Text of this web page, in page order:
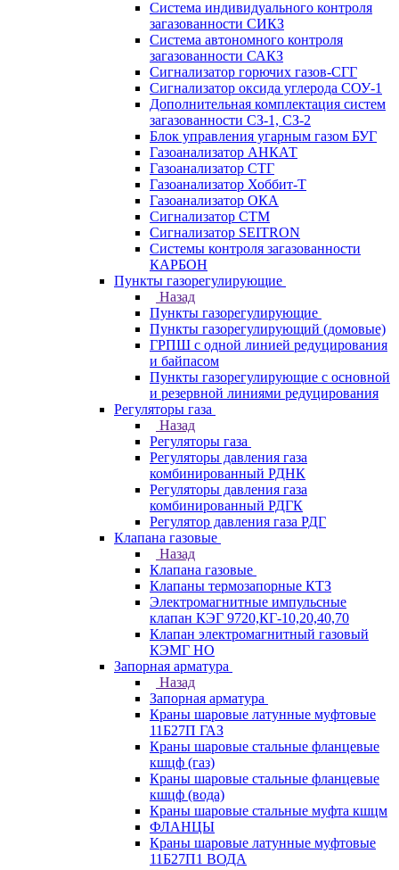
Система индивидуального контроля
загазованности СИКЗ
Система автономного контроля
загазованности САКЗ
Сигнализатор горючих газов-СГГ
Сигнализатор оксида углерода СОУ-1
Дополнительная комплектация систем
загазованности СЗ-1, СЗ-2
Блок управления угарным газом БУГ
Газоанализатор АНКАТ
Газоанализатор СТГ
Газоанализатор Хоббит-Т
Газоанализатор ОКА
Сигнализатор СТМ
Сигнализатор SEITRON
Системы контроля загазованности
КАРБОН
Пункты газорегулирующие
Назад
Пункты газорегулирующие
Пункты газорегулирующий (домовые)
ГРПШ с одной линией редуцирования
и байпасом
Пункты газорегулирующие с основной
и резервной линиями редуцирования
Регуляторы газа
Назад
Регуляторы газа
Регуляторы давления газа
комбинированный РДНК
Регуляторы давления газа
комбинированный РДГК
Регулятор давления газа РДГ
Клапана газовые
Назад
Клапана газовые
Клапаны термозапорные КТЗ
Электромагнитные импульсные
клапан КЭГ 9720,КГ-10,20,40,70
Клапан электромагнитный газовый
КЭМГ НО
Запорная арматура
Назад
Запорная арматура
Краны шаровые латунные муфтовые
11Б27П ГАЗ
Краны шаровые стальные фланцевые
кшцф (газ)
Краны шаровые стальные фланцевые
кшцф (вода)
Краны шаровые стальные муфта кшцм
ФЛАНЦЫ
Краны шаровые латунные муфтовые
11Б27П1 ВОДА